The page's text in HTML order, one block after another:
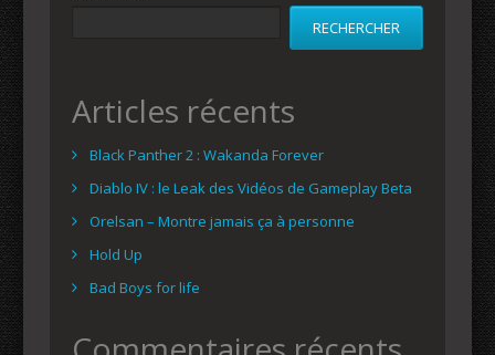
RECHERCHER
Articles récents
Black Panther 2 : Wakanda Forever
Diablo IV : le Leak des Vidéos de Gameplay Beta
Orelsan – Montre jamais ça à personne
Hold Up
Bad Boys for life